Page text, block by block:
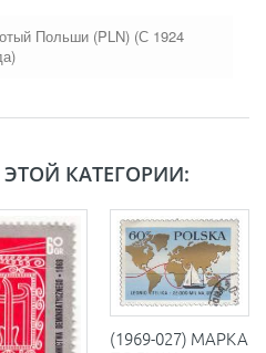
Польши (PLN) (С 1924
КАТЕГОРИИ:
(1969-027) МАРКА